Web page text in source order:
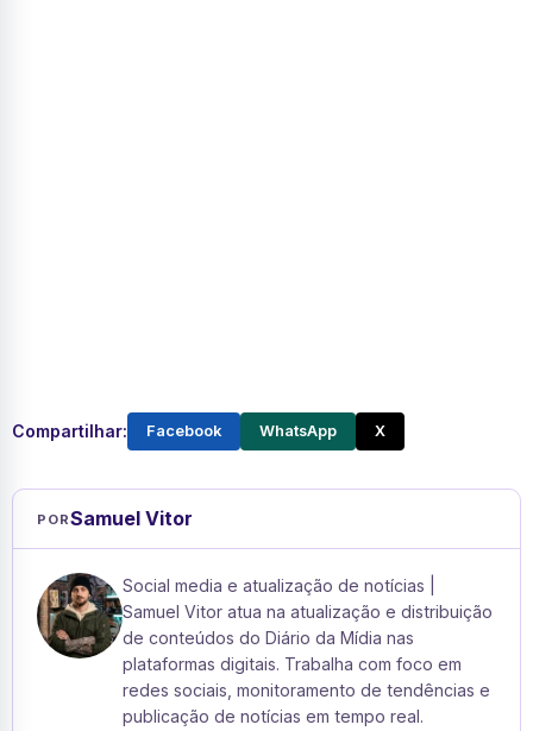
Compartilhar: Facebook WhatsApp X
PORSamuel Vitor
Social media e atualização de notícias |
Samuel Vitor atua na atualização e distribuição
de conteúdos do Diário da Mídia nas
plataformas digitais. Trabalha com foco em
redes sociais, monitoramento de tendências e
publicação de notícias em tempo real.